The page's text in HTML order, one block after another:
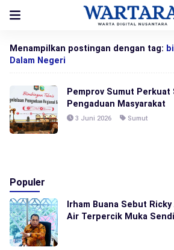
Menampilkan postingan dengan tag:
Dalam Negeri
Pemprov Sumut
Pengaduan Masyarakat
3 Juni 2026 Sumut
Populer
Irham Buana Sebut
Air Terpercik Muka